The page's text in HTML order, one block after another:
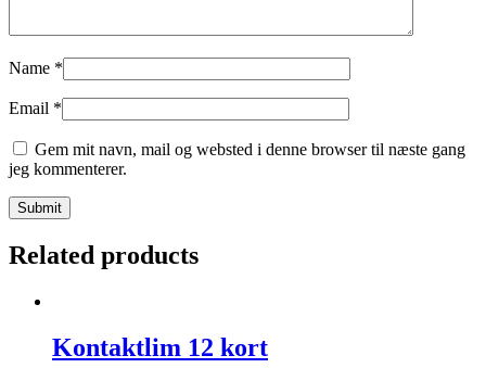
Name *
Email *
Gem mit navn, mail og websted i denne browser til næste gang
jeg kommenterer.
Related products
Kontaktlim 12 kort